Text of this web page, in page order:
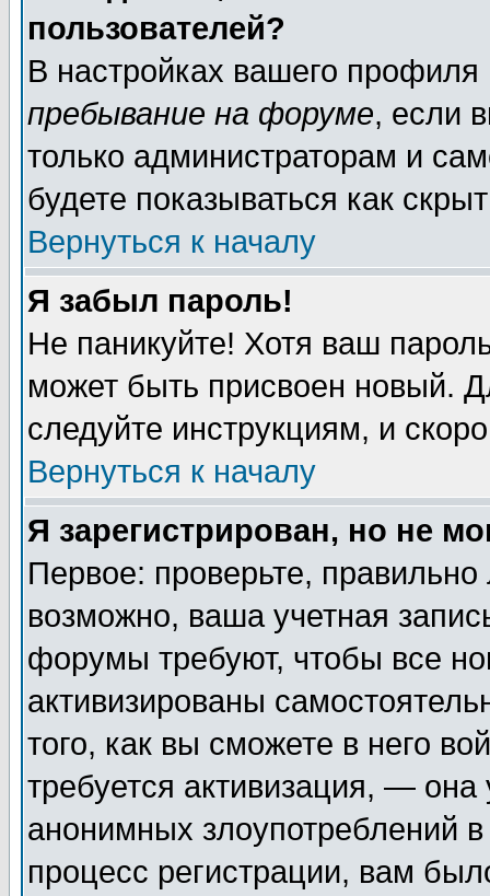
пользователей?
В настройках вашего
пребывание на форуме, если
только администраторам и
будете показываться как
Вернуться к началу
Я забыл пароль!
Не паникуйте! Хотя ваш
может быть присвоен новый.
следуйте инструкциям, и
Вернуться к началу
Я зарегистрирован, но не
Первое: проверьте,
возможно, ваша учетная
форумы требуют, чтобы все
активизированы
того, как вы сможете в него
требуется активизация, —
анонимных злоупотреблений
процесс регистрации, вам